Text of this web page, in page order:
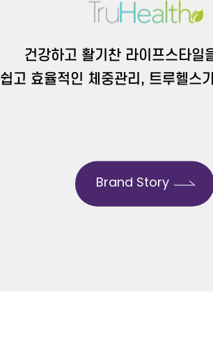
건강하고 활기찬 라이프스타일
쉽고 효율적인 체중관리, 트루헬스
Brand Story